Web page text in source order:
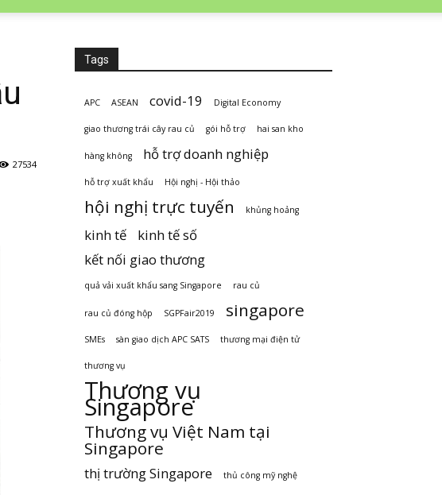
27534
Tags
APC ASEAN covid-19 Digital Economy
giao thương trái cây rau củ gói hỗ trợ hai san kho
hàng không hỗ trợ doanh nghiệp
hỗ trợ xuất khẩu Hội nghị - Hội thảo
hội nghị trực tuyến khủng hoảng
kinh tế
kinh tế số
kết nối giao thương
quả vải xuất khẩu sang Singapore rau củ
rau củ đóng hộp SGPFair2019 singapore
SMEs sàn giao dịch APC SATS thương mại điện tử
thương vụ
Thương vụ
Singapore
Thương vụ Việt Nam tại
Singapore
thị trường Singapore thủ công mỹ nghệ